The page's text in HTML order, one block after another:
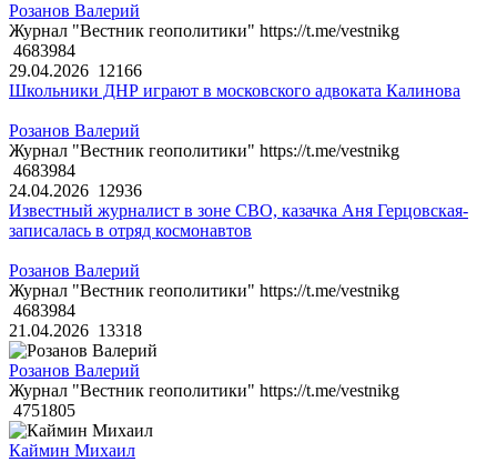
Розанов Валерий
Журнал "Вестник геополитики" https://t.me/vestnikg
4683984
29.04.2026 12166
Школьники ДНР играют в московского адвоката Калинова
Розанов Валерий
Журнал "Вестник геополитики" https://t.me/vestnikg
4683984
24.04.2026 12936
Известный журналист в зоне СВО, казачка Аня Герцовская-
записалась в отряд космонавтов
Розанов Валерий
Журнал "Вестник геополитики" https://t.me/vestnikg
4683984
21.04.2026 13318
Розанов Валерий
Журнал "Вестник геополитики" https://t.me/vestnikg
4751805
Каймин Михаил